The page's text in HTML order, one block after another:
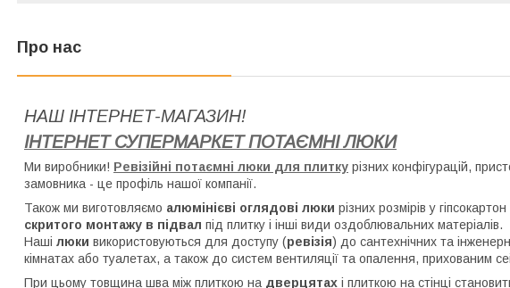
Про нас
НАШ ІНТЕРНЕТ-МАГАЗИН!
ІНТЕРНЕТ СУПЕРМАРКЕТ ПОТАЄМНІ ЛЮКИ
Ми виробники! Ревізійні потаємні люки для плитку різних конфігурацій,
замовника - це профіль нашої компанії.
Також ми виготовляємо алюмінієві оглядові люки різних розмірів у гіпсокартон
скритого монтажу в підвал під плитку і інші види оздоблювальних матеріалів.
Наші люки використовуються для доступу (ревізія) до сантехнічних та
кімнатах або туалетах, а також до систем вентиляції та опалення, прихованим
При цьому товщина шва між плиткою на дверцятах і плиткою на стінці